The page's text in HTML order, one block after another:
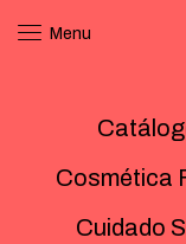
Menu
Cosmética
Cuidado